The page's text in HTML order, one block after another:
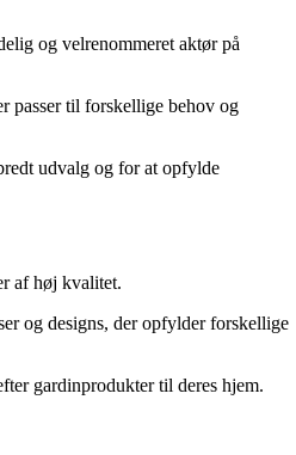
og velrenommeret aktør på
passer til forskellige behov og
udvalg og for at opfylde
af høj kvalitet.
og designs, der opfylder forskellige
gardinprodukter til deres hjem.